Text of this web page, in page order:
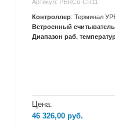
Артикул: PERCo-CR11
Контроллер: Терминал
Встроенный считыватель
Диапазон раб.
Цена:
46 326,00 руб.